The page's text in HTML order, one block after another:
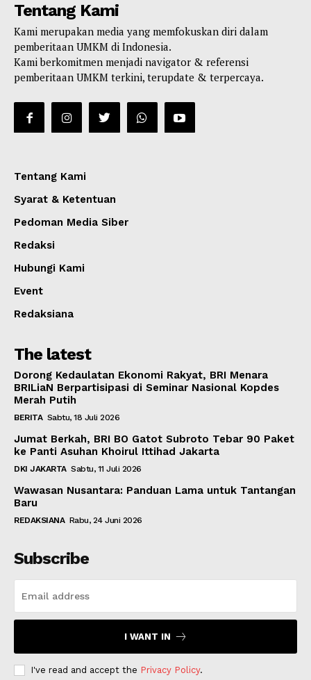
Tentang Kami
Kami merupakan media yang memfokuskan diri dalam
pemberitaan UMKM di Indonesia.
Kami berkomitmen menjadi navigator & referensi
pemberitaan UMKM terkini, terupdate & terpercaya.
Tentang Kami
Syarat & Ketentuan
Pedoman Media Siber
Redaksi
Hubungi Kami
Event
Redaksiana
The latest
Dorong Kedaulatan Ekonomi Rakyat, BRI Menara
BRILiaN Berpartisipasi di Seminar Nasional Kopdes
Merah Putih
BERITA Sabtu, 18 Juli 2026
Jumat Berkah, BRI BO Gatot Subroto Tebar 90 Paket
ke Panti Asuhan Khoirul Ittihad Jakarta
DKI JAKARTA Sabtu, 11 Juli 2026
Wawasan Nusantara: Panduan Lama untuk Tantangan
Baru
REDAKSIANA Rabu, 24 Juni 2026
Subscribe
I WANT IN
I've read and accept the Privacy Policy.